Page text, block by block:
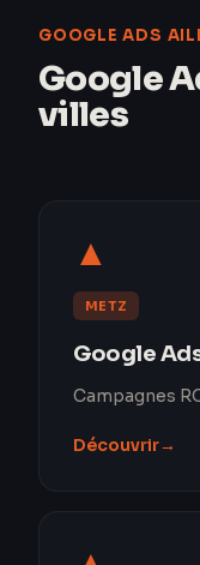
GOOGLE ADS
Google
villes
▲
METZ
Google
Campagnes
Découvrir→